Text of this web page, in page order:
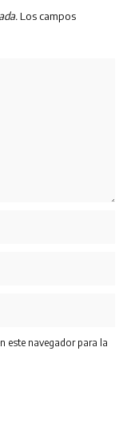
Los campos
este navegador para la